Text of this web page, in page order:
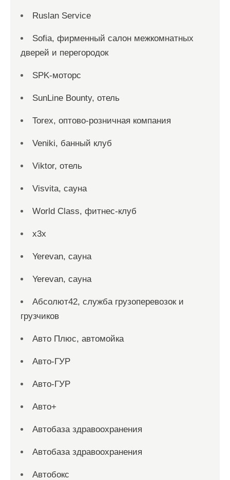
Ruslan Service
Sofia, фирменный салон межкомнатных
дверей и перегородок
SPK-моторс
SunLine Bounty, отель
Torex, оптово-розничная компания
Veniki, банный клуб
Viktor, отель
Visvita, сауна
World Class, фитнес-клуб
x3x
Yerevan, сауна
Yerevan, сауна
Абсолют42, служба грузоперевозок и
грузчиков
Авто Плюс, автомойка
Авто-ГУР
Авто-ГУР
Авто+
Автобаза здравоохранения
Автобаза здравоохранения
Автобокс